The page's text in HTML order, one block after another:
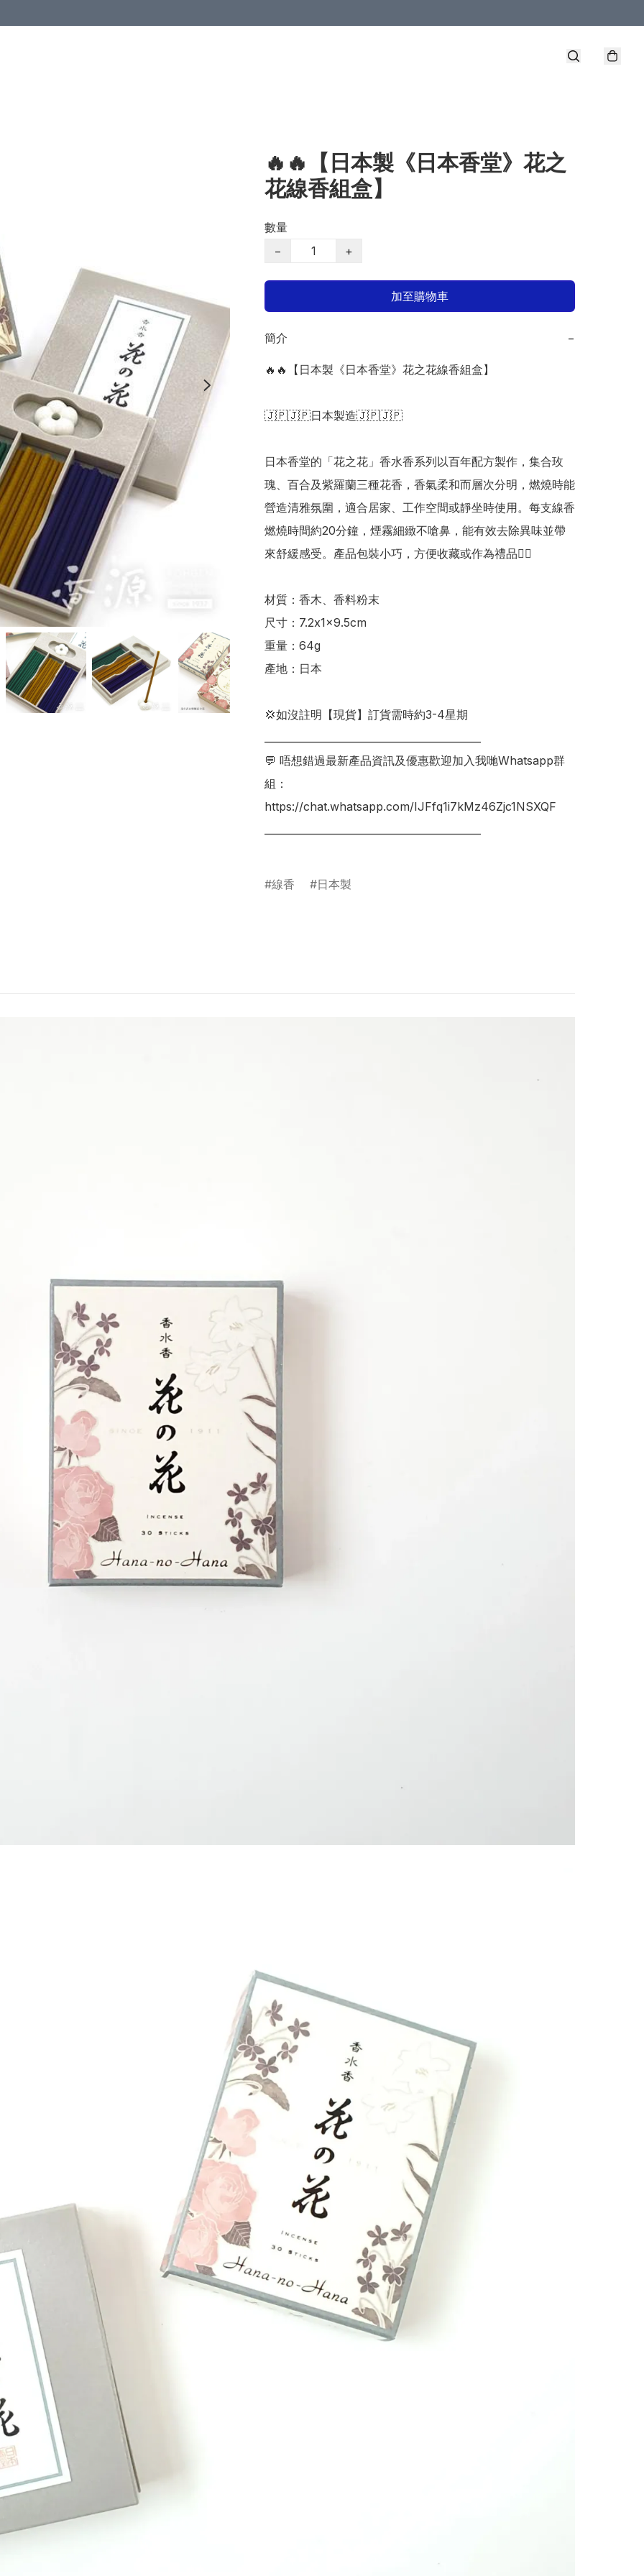
🔥🔥【日本製《日本香堂》花之
花線香組盒】
數量
−
+
加至購物車
簡介 −
🔥🔥【日本製《日本香堂》花之花線香組盒】
🇯🇵🇯🇵日本製造🇯🇵🇯🇵
日本香堂的「花之花」香水香系列以百年配方製作，集合玫
瑰、百合及紫羅蘭三種花香，香氣柔和而層次分明，燃燒時能
營造清雅氛圍，適合居家、工作空間或靜坐時使用。每支線香
燃燒時間約20分鐘，煙霧細緻不嗆鼻，能有效去除異味並帶
來舒緩感受。產品包裝小巧，方便收藏或作為禮品👍🏻
材質：香木、香料粉末
尺寸：7.2x1x9.5cm
重量：64g
產地：日本
💢如沒註明【現貨】訂貨需時約3-4星期
💬 唔想錯過最新產品資訊及優惠歡迎加入我哋Whatsapp群
組：
https://chat.whatsapp.com/IJFfq1i7kMz46Zjc1NSXQF
線香 日本製